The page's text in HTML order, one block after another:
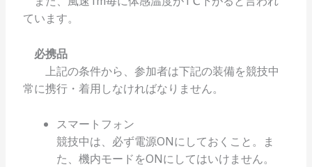
ています。
必携品
上記の条件から、参加者は下記の装備を競技中
常に携行・着用しなければなりません。
スマートフォン
競技中は、必ず電源ONにしておくこと。ま
た、機内モードをONにしてはいけません。